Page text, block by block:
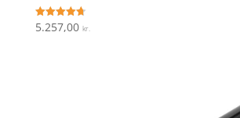
Vurderet
4.7
5.257,00 kr.